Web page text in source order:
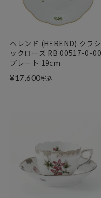
ヘレンド (HEREND) クラシ
ックローズ RB 00517-0-00
プレート 19cm
¥17,600税込